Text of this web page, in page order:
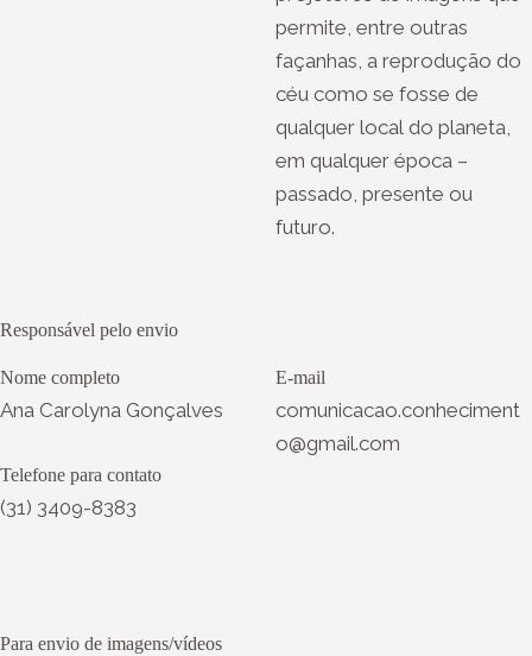
permite, entre outras
façanhas, a reprodução do
céu como se fosse de
qualquer local do planeta,
em qualquer época –
passado, presente ou
futuro.
Responsável pelo envio
Nome completo
Ana Carolyna Gonçalves
Telefone para contato
(31) 3409-8383
E-mail
comunicacao.conheciment
o@gmail.com
Para envio de imagens/vídeos